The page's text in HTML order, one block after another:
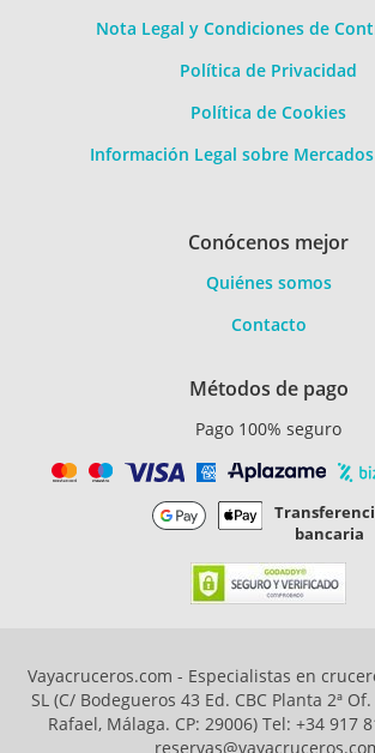
Nota Legal y Condiciones de
Política de Privacidad
Política de Cookies
Información Legal sobre
Conócenos mejor
Quiénes somos
Contacto
Métodos de pago
Pago 100% seguro
bancaria
Vayacruceros.com - Especialistas en
SL (C/ Bodegueros 43 Ed. CBC Planta 2ª
Rafael, Málaga. CP: 29006) Tel: +34 917